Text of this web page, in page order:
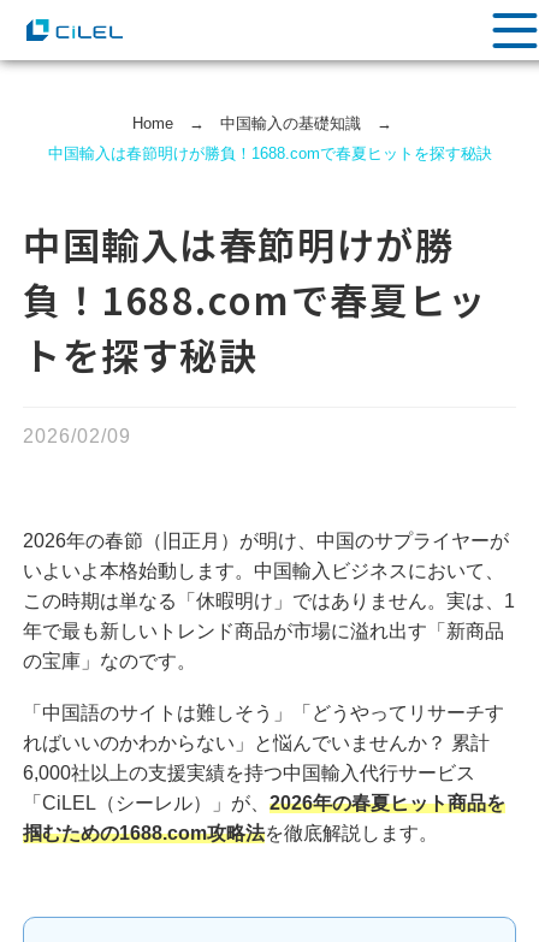
Home→ 中国輸⼊の基礎知識→
中国輸入は春節明けが勝負！1688.comで春夏ヒットを探す秘訣
中国輸入は春節明けが勝
負！1688.comで春夏ヒッ
トを探す秘訣
2026/02/09
2026年の春節（旧正月）が明け、中国のサプライヤーが
いよいよ本格始動します。中国輸入ビジネスにおいて、
この時期は単なる「休暇明け」ではありません。実は、1
年で最も新しいトレンド商品が市場に溢れ出す「新商品
の宝庫」なのです。
「中国語のサイトは難しそう」「どうやってリサーチす
ればいいのかわからない」と悩んでいませんか？ 累計
6,000社以上の支援実績を持つ中国輸入代行サービス
「CiLEL（シーレル）」が、 2026年の春夏ヒット商品を
掴むための1688.com攻略法を徹底解説します。